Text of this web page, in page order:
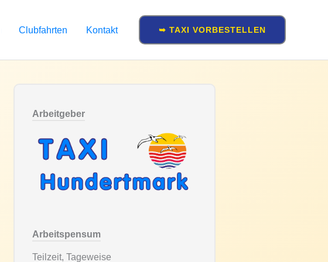
Clubfahrten Kontakt ➥ TAXI VORBESTELLEN
Arbeitgeber
Arbeitspensum
Teilzeit, Tageweise